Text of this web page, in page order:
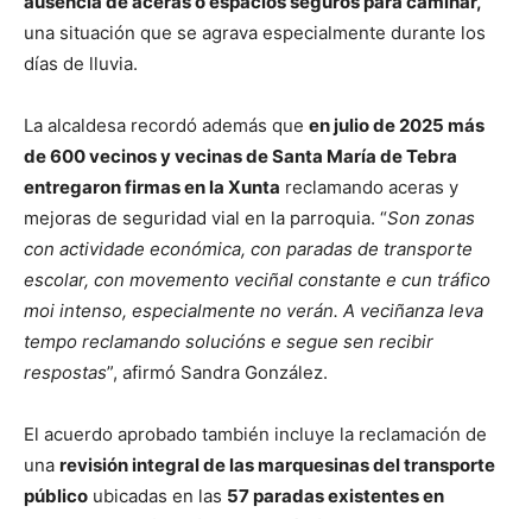
una situación que se agrava especialmente durante los
días de lluvia.
La alcaldesa recordó además que en julio de 2025 más
de 600 vecinos y vecinas de Santa María de Tebra
entregaron firmas en la Xunta reclamando aceras y
mejoras de seguridad vial en la parroquia. “Son zonas
con actividade económica, con paradas de transporte
escolar, con movemento veciñal constante e cun tráfico
moi intenso, especialmente no verán. A veciñanza leva
tempo reclamando solucións e segue sen recibir
respostas”, afirmó Sandra González.
El acuerdo aprobado también incluye la reclamación de
una revisión integral de las marquesinas del transporte
público ubicadas en las 57 paradas existentes en